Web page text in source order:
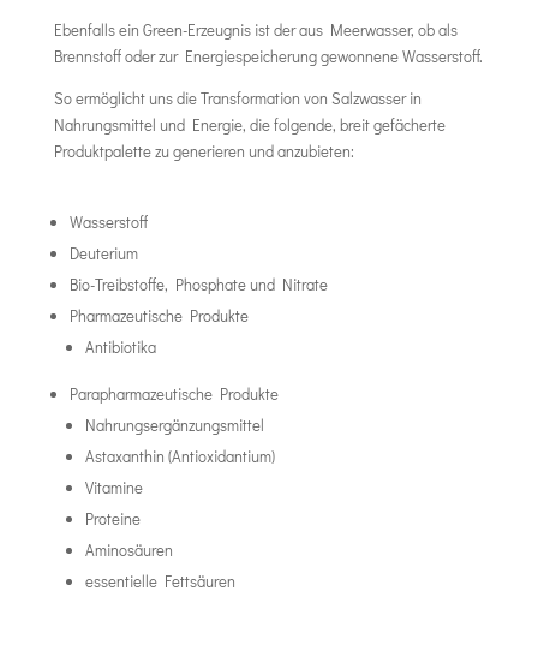
Ebenfalls ein Green-Erzeugnis ist der aus Meerwasser, ob als
Brennstoff oder zur Energiespeicherung gewonnene Wasserstoff.
So ermöglicht uns die Transformation von Salzwasser in
Nahrungsmittel und Energie, die folgende, breit gefächerte
Produktpalette zu generieren und anzubieten:
Wasserstoff
Deuterium
Bio-Treibstoffe, Phosphate und Nitrate
Pharmazeutische Produkte
Antibiotika
Parapharmazeutische Produkte
Nahrungsergänzungsmittel
Astaxanthin (Antioxidantium)
Vitamine
Proteine
Aminosäuren
essentielle Fettsäuren